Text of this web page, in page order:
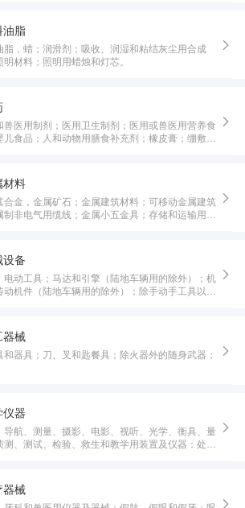
油脂
脂，蜡；润滑剂；吸收、润湿和粘结灰尘用合成
材料；照明用蜡烛和灯芯。
兽医用制剂；医用卫生制剂；医用或兽医用营养食
食品；人和动物用膳食补充剂；橡皮膏；绷敷材
材料
合金，金属矿石；金属建筑材料；可移动金属建筑
非电气用缆线；金属小五金具；存储和运输用金
备
电动工具；马达和引擎（陆地车辆用的除外）；机
机件（陆地车辆用的除外）；除手动手工具以外
器械
器具；刀、叉和匙餐具；除火器外的随身武器；
器
导航、测量、摄影、电影、视听、光学、衡具、量
测、测试、检验、救生和教学用装置及仪器：处
载的多媒体文件，计算机软件，录制和存储用空白
介质：投币启动设备用机械装置：收银机，计算设
器械